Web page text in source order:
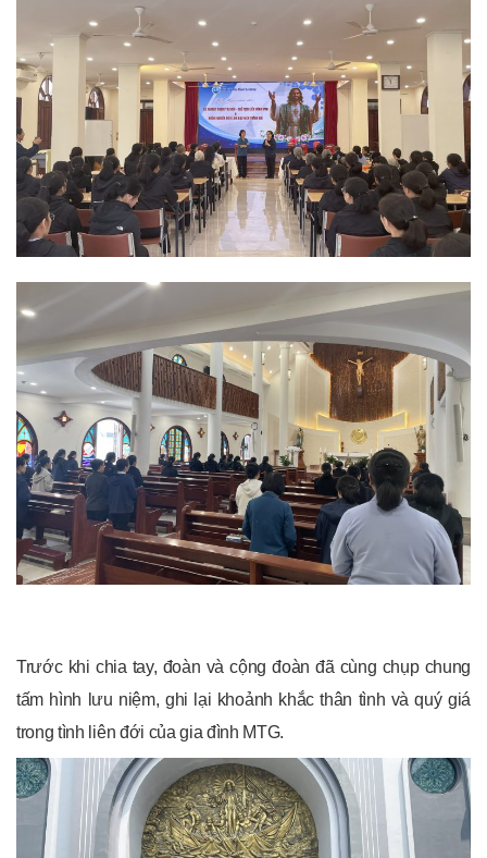
Trước khi chia tay, đoàn và cộng đoàn đã cùng chụp chung
tấm hình lưu niệm, ghi lại khoảnh khắc thân tình và quý giá
trong tình liên đới của gia đình MTG.